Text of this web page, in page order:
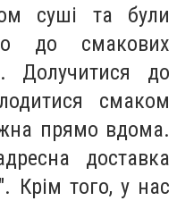
суші та були
до смакових
Долучитися до
смаком
прямо вдома.
доставка
Крім того, у нас